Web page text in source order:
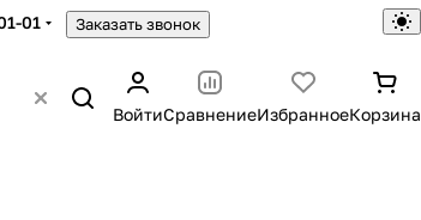
01 Заказать звонок
ВойтиСравнениеИзбранноеКорзина